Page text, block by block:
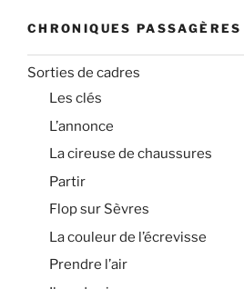
CHRONIQUES PASSAGÈRES
Sorties de cadres
Les clés
L’annonce
La cireuse de chaussures
Partir
Flop sur Sèvres
La couleur de l’écrevisse
Prendre l’air